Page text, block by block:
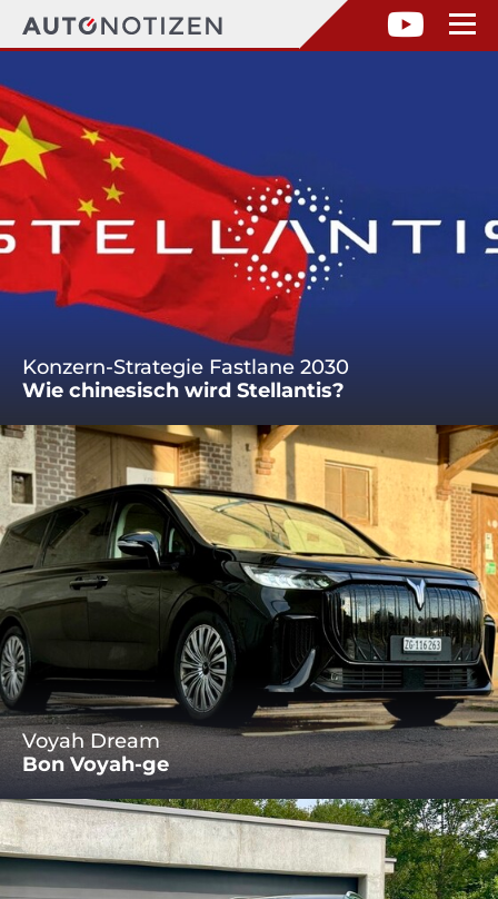
Konzern-Strategie Fastlane 2030
Wie chinesisch wird Stellantis?
Voyah Dream
Bon Voyah-ge